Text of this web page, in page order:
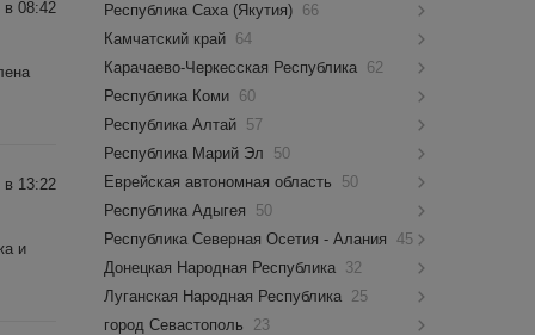
08:42
13:22
и
Республика Саха (Якутия) 66
Камчатский край 64
Карачаево-Черкесская Республика 62
Республика Коми 60
Республика Алтай 57
Республика Марий Эл
50
Еврейская автономная область
50
Республика Адыгея
50
Республика Северная Осетия - Алания
45
Донецкая Народная Республика 32
Луганская Народная Республика 25
город Севастополь
23